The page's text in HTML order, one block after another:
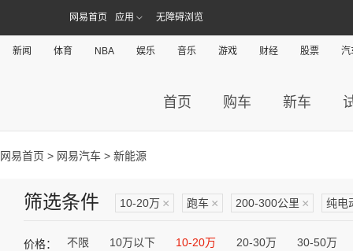
网易首页 应用 无障碍浏览
新闻 体育 NBA 娱乐 音乐 游戏 财经 股票 汽
首页 购车 新车
网易首页 > 网易汽车 > 新能源
筛选条件 10-20万 × 跑车 × 200-300公里 × 纯电
价格： 不限 10万以下 10-20万 20-30万 30-50万